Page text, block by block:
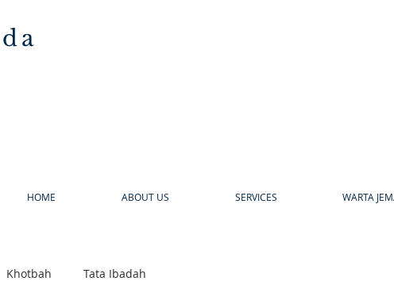
HOME ABOUT US SERVICES WARTA
Khotbah Tata Ibadah